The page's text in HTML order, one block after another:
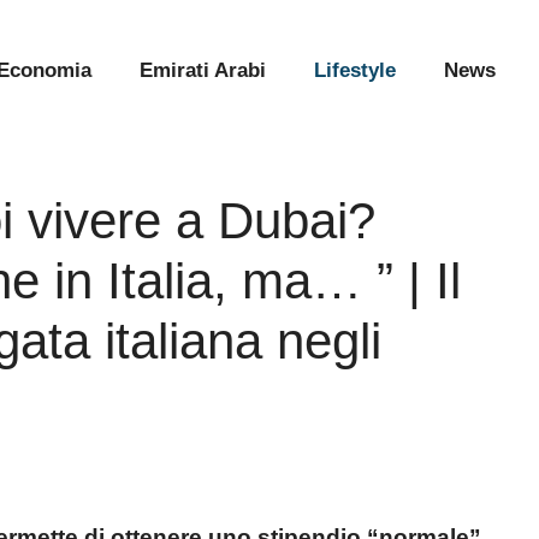
Emirati Arabi Lifestyle News
vivere a Dubai?
in Italia, ma… ” | Il
italiana negli